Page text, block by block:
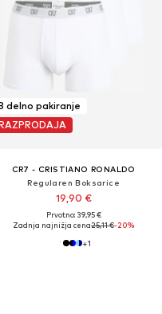
delno pakiranje
CR7 - CRISTIANO RONALDO
Regularen Boksarice
19,90 €
Prvotno: 39,95 €
Zadnja najnižja cena25,11 €-20%
+1